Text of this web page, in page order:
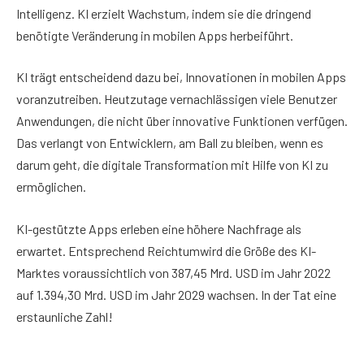
Intelligenz. KI erzielt Wachstum, indem sie die dringend
benötigte Veränderung in mobilen Apps herbeiführt.
KI trägt entscheidend dazu bei, Innovationen in mobilen Apps
voranzutreiben. Heutzutage vernachlässigen viele Benutzer
Anwendungen, die nicht über innovative Funktionen verfügen.
Das verlangt von Entwicklern, am Ball zu bleiben, wenn es
darum geht, die digitale Transformation mit Hilfe von KI zu
ermöglichen.
KI-gestützte Apps erleben eine höhere Nachfrage als
erwartet. Entsprechend Reichtumwird die Größe des KI-
Marktes voraussichtlich von 387,45 Mrd. USD im Jahr 2022
auf 1.394,30 Mrd. USD im Jahr 2029 wachsen. In der Tat eine
erstaunliche Zahl!